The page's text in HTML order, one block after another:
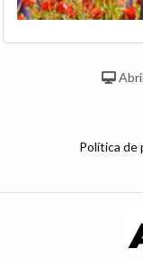
Política de